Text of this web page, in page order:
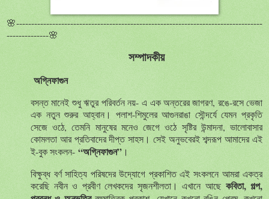
🌸----------------------------------------------------------------------------------
--------------🌸
সম্পাদকীয়
অগ্নিফাগুন
বসন্ত মানেই শুধু ঋতুর পরিবর্তন নয়-এ এক অন্তরের জাগরণ, রঙে-রসে ভেজা
এক নতুন শুরুর আহ্বান। পলাশ-শিমুলের আগুনরাঙা সৌন্দর্যে যেমন প্রকৃতি
সেজে ওঠে,তেমনি মানুষের মনেও জেগে ওঠে সৃষ্টির উন্মাদনা,ভালোবাসার
কোমলতা আর প্রতিবাদের দীপ্ত সাহস। সেই অনুভবেরই শব্দরূপ আমাদের এই
ই-বুকসংকলন- “অগ্নিফাগুন” ।
বিক্ষুব্ধ বর্ণ সাহিত্য পরিষদের উদ্যোগে প্রকাশিত এই সংকলনে আমরা একত্র
করেছি নবীন ও প্রবীণ লেখকদের সৃজনশীলতা। এখানে আছে কবিতা,গল্প,